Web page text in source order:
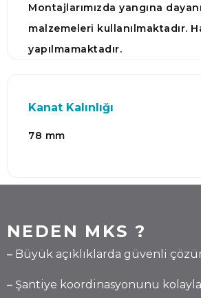
Montajlarımızda yangına
malzemeleri kullanılmaktadır.
yapılmamaktadır.
Kanat Kalınlığı
78 mm
NEDEN MKS ?
– Büyük açıklıklarda güvenli
– Şantiye koordinasyonunu